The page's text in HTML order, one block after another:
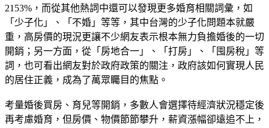
2153%，而從其他熱詞中還可以發現更多婚育相關詞彙，如
「少子化」、「不婚」等等，其中台灣的少子化問題本就嚴
重，高房價的現況更讓不少網友表示根本無力負擔婚後的一切
開銷；另一方面，從「房地合一」、「打房」、「囤房稅」等
詞，也可看出網友對於政府政策的關注，政府該如何實現人民
的居住正義，成為了萬眾矚目的焦點。
考量婚後買房、育兒等開銷，多數人會選擇待經濟狀況穩定後
再考慮婚育，但房價、物價節節攀升，薪資漲幅卻遠追不上，